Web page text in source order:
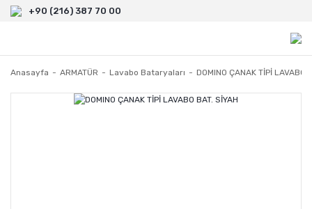
+90 (216) 387 70 00
Anasayfa ARMATÜR Lavabo Bataryaları DOMINO ÇANAK TİPİ LAVABO